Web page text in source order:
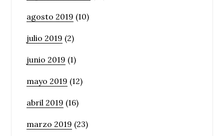
agosto 2019 (10)
julio 2019 (2)
junio 2019 (1)
mayo 2019 (12)
abril 2019 (16)
marzo 2019 (23)